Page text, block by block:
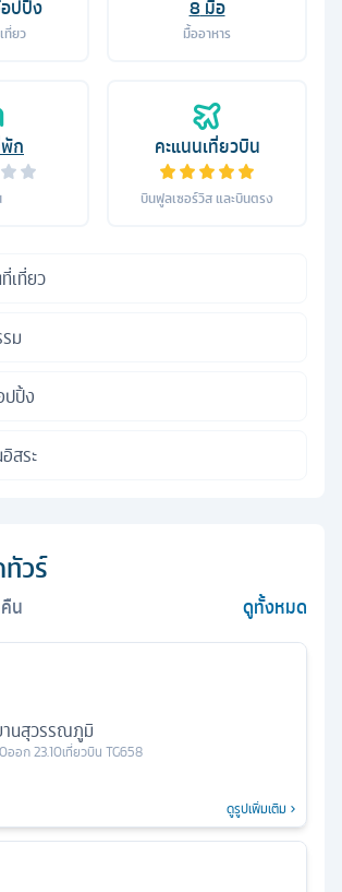
ปปิ้ง
ที่ยว
8มื้อ
มื้ออาหาร
ก คะแนนเที่ยวบิน
บินฟูลเซอร์วิส และบินตรง
เที่ยว
ม
ปปิ้ง
สระ
วร์
คืน ดูทั้งหมด
านสุวรรณภูมิ
ออก23.10เที่ยวบิน TG658
ดูรูปเพิ่มเติม